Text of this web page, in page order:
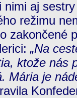
nimi aj
režimu
zakončené
„Na
ktože nás
Mária je